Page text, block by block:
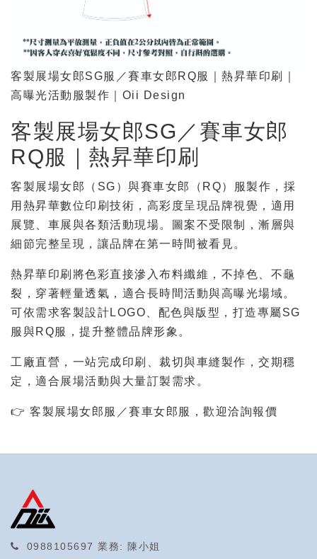
客製展場女郎SG服／賽車女郎RQ服｜熱昇華印刷｜
高曝光活動服製作｜Oii Design
客製展場女郎SG／賽車女郎
RQ服｜熱昇華印刷
客製展場女郎（SG）與賽車女郎（RQ）服製作，採
用熱昇華數位印刷技術，高彩度呈現品牌視覺，適用
展覽、車展與各類活動現場。圖案不受限制，漸層與
細節完整呈現，讓品牌在第一時間被看見。
熱昇華印刷將色彩直接滲入布料纖維，不掉色、不龜
裂，穿著輕量透氣，適合長時間活動與高曝光場域。
可依需求客製設計LOGO、配色與版型，打造專屬SG
服與RQ服，提升整體品牌形象。
工廠直營，一站完成印刷、裁切與車縫製作，交期穩
定，適合展場活動與大量訂製需求。
👉 客製展場女郎服／賽車女郎服，歡迎洽詢報價
0988105697 業務: 陳小姐